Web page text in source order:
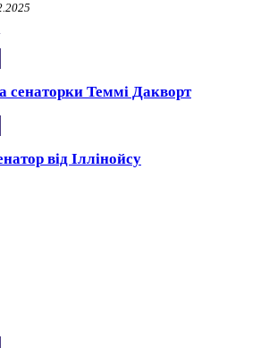
сенаторки Теммі Дакворт
від Іллінойсу